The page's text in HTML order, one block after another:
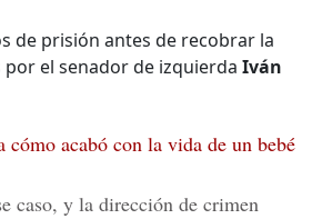
de prisión antes de recobrar la
el senador de izquierda Iván
acabó con la vida de un bebé
caso, y la dirección de crimen